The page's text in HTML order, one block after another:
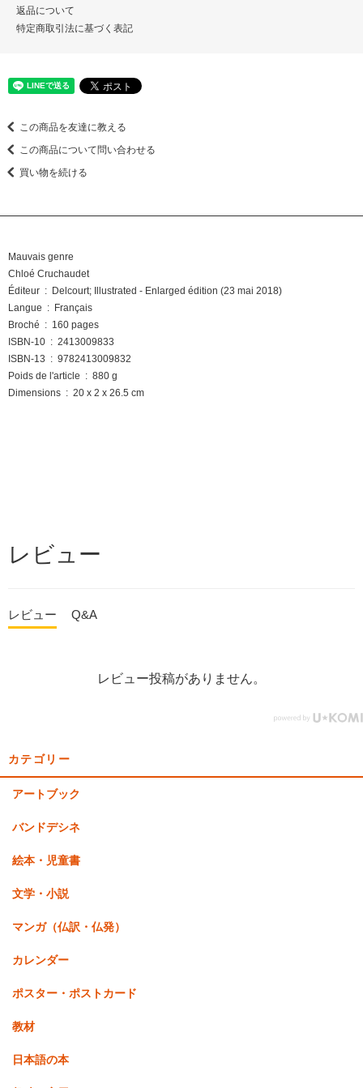
返品について
特定商取引法に基づく表記
この商品を友達に教える
この商品について問い合わせる
買い物を続ける
Mauvais genre
Chloé Cruchaudet
Éditeur ‏ : ‎ Delcourt; Illustrated - Enlarged édition (23 mai 2018)
Langue ‏ : ‎ Français
Broché ‏ : ‎ 160 pages
ISBN-10 ‏ : ‎ 2413009833
ISBN-13 ‏ : ‎ 9782413009832
Poids de l'article ‏ : ‎ 880 g
Dimensions ‏ : ‎ 20 x 2 x 26.5 cm
レビュー
レビュー Q&A
レビュー投稿がありません。
カテゴリー
アートブック
バンドデシネ
絵本・児童書
文学・小説
マンガ（仏訳・仏発）
カレンダー
ポスター・ポストカード
教材
日本語の本